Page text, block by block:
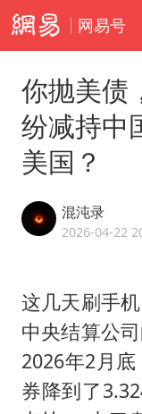
网易号
你抛美债
纷减持中
美国？
混沌录
2026-04-22
这几天刷手
中央结算公
2026年2月
券降到了